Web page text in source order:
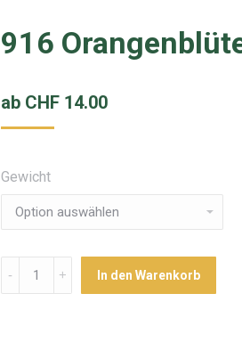
916
ab CHF14.00
Gewicht
Menge In den Warenkorb